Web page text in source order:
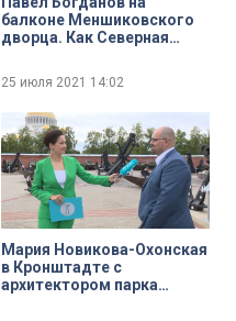
балконе Меншиковского
дворца. Как Северная
морскому параду
25 июля 2021 14:02
Мария Новикова-Охонская
в Кронштадте с
архитектором парка